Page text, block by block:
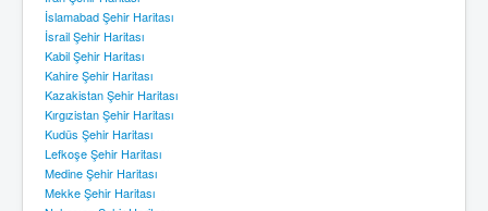
İslamabad Şehir Haritası
İsrail Şehir Haritası
Kabil Şehir Haritası
Kahire Şehir Haritası
Kazakistan Şehir Haritası
Kırgızistan Şehir Haritası
Kudüs Şehir Haritası
Lefkoşe Şehir Haritası
Medine Şehir Haritası
Mekke Şehir Haritası